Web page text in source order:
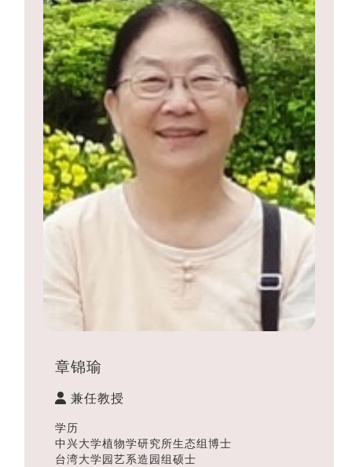
章锦瑜
兼任教授
学历
中兴大学植物学研究所生态组博士
台湾大学园艺系造园组硕士